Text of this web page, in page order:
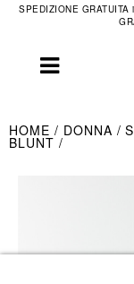
SPEDIZIONE
HOME DONNA
BLUNT